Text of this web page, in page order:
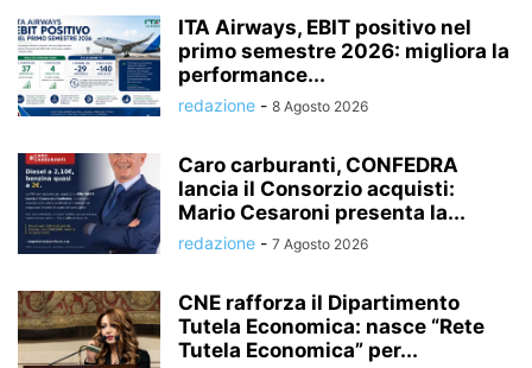
ITA Airways, EBIT positivo nel
primo semestre 2026: migliora la
performance...
redazione - 8 Agosto 2026
Caro carburanti, CONFEDRA
lancia il Consorzio acquisti:
Mario Cesaroni presenta la...
redazione - 7 Agosto 2026
CNE rafforza il Dipartimento
Tutela Economica: nasce “Rete
Tutela Economica” per...